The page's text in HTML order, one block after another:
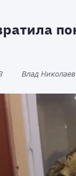
Влад Николаев